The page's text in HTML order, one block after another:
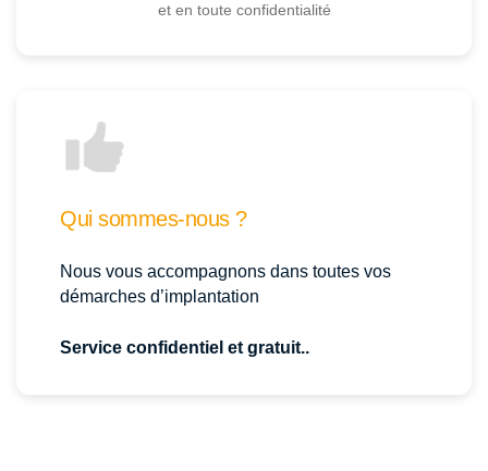
et en toute confidentialité
Qui sommes-nous ?
Nous vous accompagnons dans toutes vos
démarches d’implantation
Service confidentiel et gratuit..